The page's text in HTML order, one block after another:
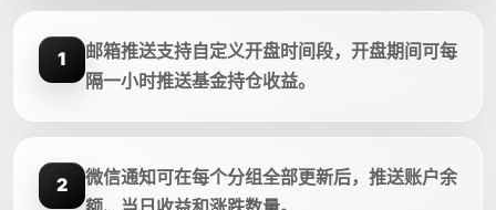
1
邮箱推送支持自定义开盘时间段，开盘期间可每
隔一小时推送基金持仓收益。
2
微信通知可在每个分组全部更新后，推送账户余